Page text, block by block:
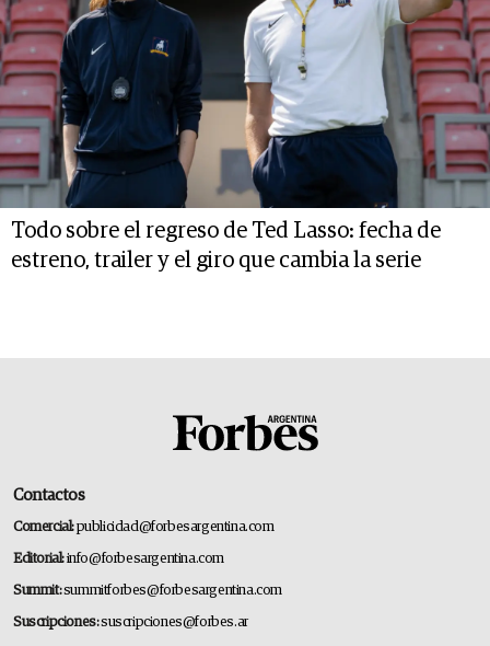
Todo sobre el regreso de Ted Lasso: fecha de
estreno, trailer y el giro que cambia la serie
Contactos
Comercial:publicidad@forbesargentina.com
Editorial:info@forbesargentina.com
Summit:summitforbes@forbesargentina.com
Suscripciones:suscripciones@forbes.ar